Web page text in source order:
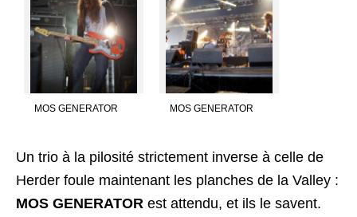
MOS GENERATOR MOS GENERATOR
Un trio à la pilosité strictement inverse à celle de
Herder foule maintenant les planches de la Valley :
MOS GENERATOR est attendu, et ils le savent.